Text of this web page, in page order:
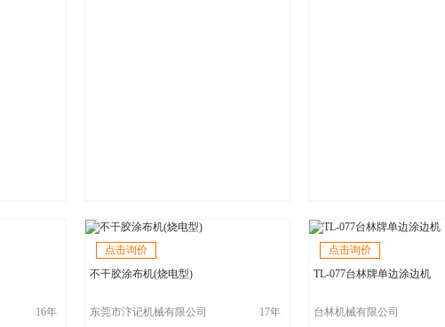
16年
点击询价
不干胶涂布机(烧电型)
东莞市汴记机械有限公司 17年
点击询价
TL-077台林牌单边涂边机
台林机械有限公司